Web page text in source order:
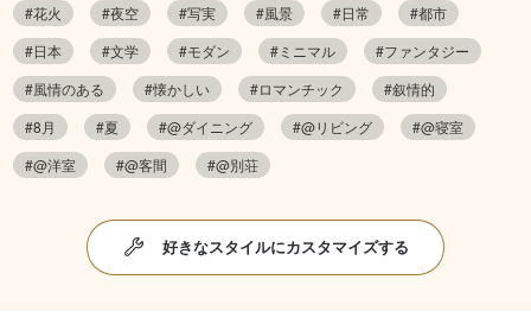
#花火
#夜空 #写実 #風景 #日常
#都市
#日本
#文学 #モダン #ミニマル
#ファンタジー
#風情のある
#懐かしい #ロマンチック
#叙情的
#8月
#夏 #@ダイニング #@リビング
#@寝室
#@洋室
#@客間 #@別荘
好きなスタイルにカスタマイズする